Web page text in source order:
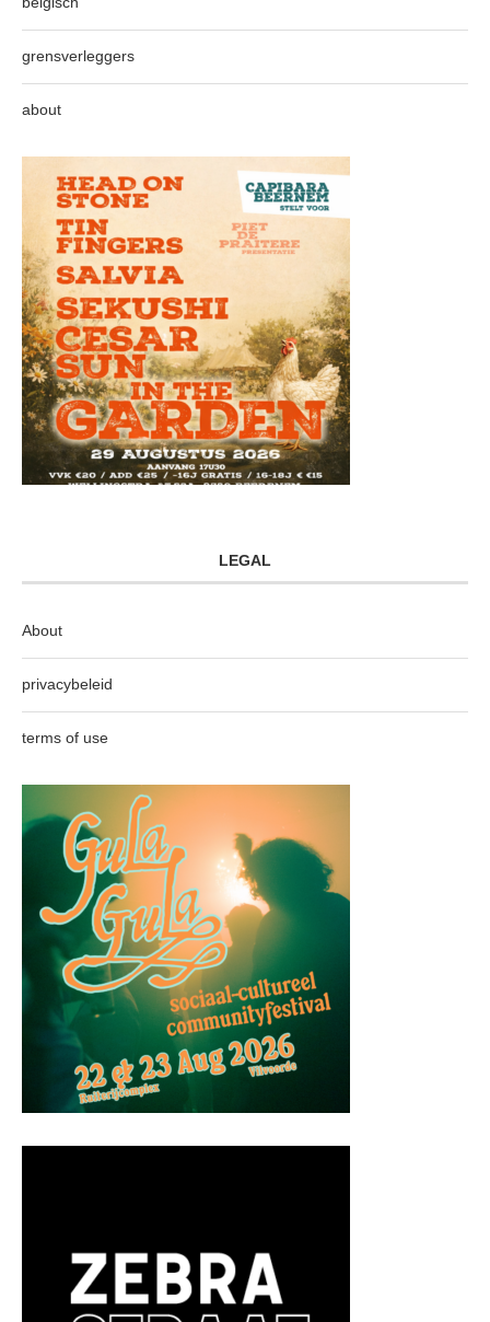
grensverleggers
about
LEGAL
About
privacybeleid
terms of use